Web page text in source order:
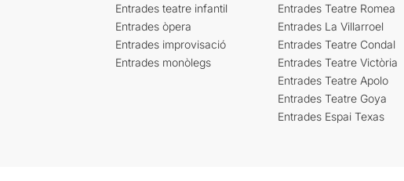
Entrades teatre infantil
Entrades òpera
Entrades improvisació
Entrades monòlegs
Entrades Teatre Romea
Entrades La Villarroel
Entrades Teatre Condal
Entrades Teatre Victòria
Entrades Teatre Apolo
Entrades Teatre Goya
Entrades Espai Texas